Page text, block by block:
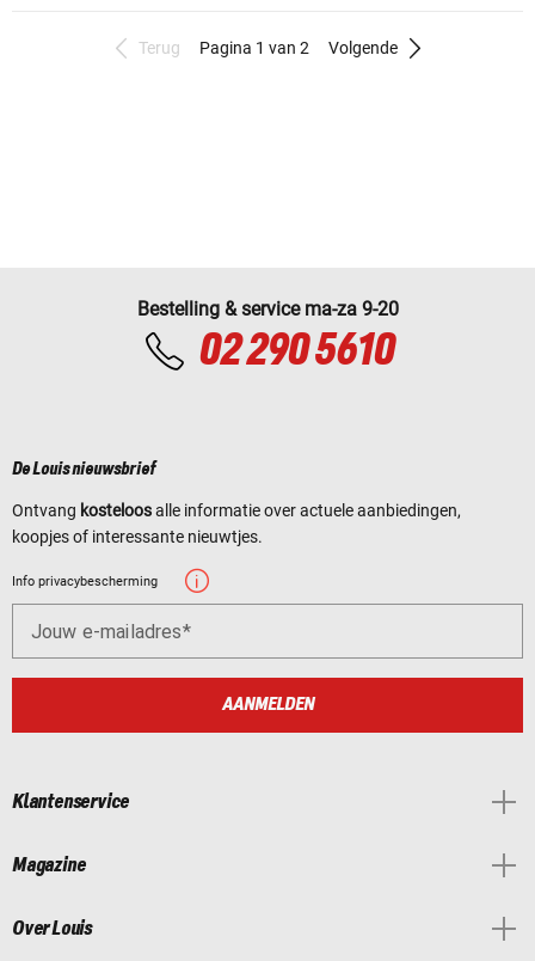
Terug Pagina 1 van 2 Volgende
Bestelling & service ma-za 9-20
02 290 5610
De Louis nieuwsbrief
Ontvang kosteloosalle informatie over actuele aanbiedingen,
koopjes of interessante nieuwtjes.
Info privacybescherming
Jouw e-mailadres
AANMELDEN
Klantenservice
Magazine
Over Louis